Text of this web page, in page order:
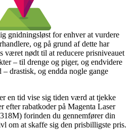
gnidningsløst for enhver at vurdere
og på grund af dette har
været nødt til at reducere prisniveauet
– til drenge og piger, og endvidere
drastisk, og endda nogle gange
en tid vise sig tiden værd at tjekke
efter rabatkoder på Magenta Laser
forinden du gennemfører din
om at skaffe sig den prisbilligste pris.